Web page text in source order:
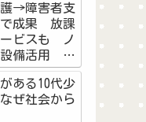
→障害者支
で成果 放課
ービスも ノ
設備活用 浜
福祉法人天
ある10代少
ぜ社会から